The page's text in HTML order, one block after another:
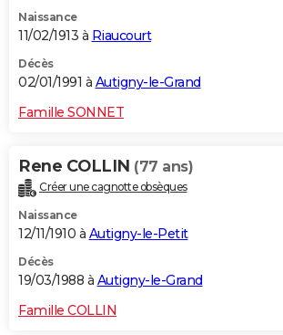
Naissance
11/02/1913 à Riaucourt
Décès
02/01/1991 à Autigny-le-Grand
Famille SONNET
Rene COLLIN (77 ans)
Créer une cagnotte obsèques
Naissance
12/11/1910 à Autigny-le-Petit
Décès
19/03/1988 à Autigny-le-Grand
Famille COLLIN